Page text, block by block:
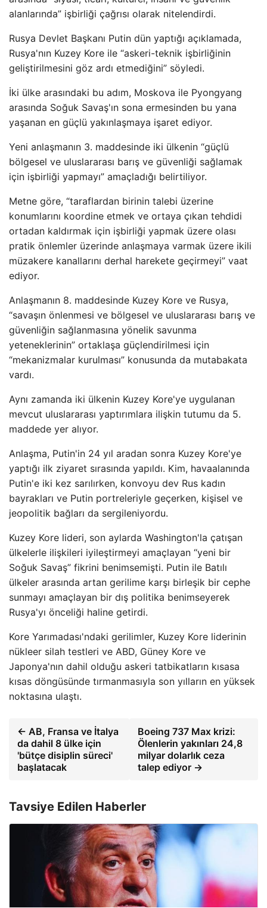
alanlarında” işbirliği çağrısı olarak nitelendirdi.
Rusya Devlet Başkanı Putin dün yaptığı açıklamada,
Rusya'nın Kuzey Kore ile “askeri-teknik işbirliğinin
geliştirilmesini göz ardı etmediğini” söyledi.
İki ülke arasındaki bu adım, Moskova ile Pyongyang
arasında Soğuk Savaş'ın sona ermesinden bu yana
yaşanan en güçlü yakınlaşmaya işaret ediyor.
Yeni anlaşmanın 3. maddesinde iki ülkenin “güçlü
bölgesel ve uluslararası barış ve güvenliği sağlamak
için işbirliği yapmayı” amaçladığı belirtiliyor.
Metne göre, “taraflardan birinin talebi üzerine
konumlarını koordine etmek ve ortaya çıkan tehdidi
ortadan kaldırmak için işbirliği yapmak üzere olası
pratik önlemler üzerinde anlaşmaya varmak üzere ikili
müzakere kanallarını derhal harekete geçirmeyi” vaat
ediyor.
Anlaşmanın 8. maddesinde Kuzey Kore ve Rusya,
“savaşın önlenmesi ve bölgesel ve uluslararası barış ve
güvenliğin sağlanmasına yönelik savunma
yeteneklerinin” ortaklaşa güçlendirilmesi için
“mekanizmalar kurulması” konusunda da mutabakata
vardı.
Aynı zamanda iki ülkenin Kuzey Kore'ye uygulanan
mevcut uluslararası yaptırımlara ilişkin tutumu da 5.
maddede yer alıyor.
Anlaşma, Putin'in 24 yıl aradan sonra Kuzey Kore'ye
yaptığı ilk ziyaret sırasında yapıldı. Kim, havaalanında
Putin'e iki kez sarılırken, konvoyu dev Rus kadın
bayrakları ve Putin portreleriyle geçerken, kişisel ve
jeopolitik bağları da sergileniyordu.
Kuzey Kore lideri, son aylarda Washington'la çatışan
ülkelerle ilişkileri iyileştirmeyi amaçlayan “yeni bir
Soğuk Savaş” fikrini benimsemişti. Putin ile Batılı
ülkeler arasında artan gerilime karşı birleşik bir cephe
sunmayı amaçlayan bir dış politika benimseyerek
Rusya'yı önceliği haline getirdi.
Kore Yarımadası'ndaki gerilimler, Kuzey Kore liderinin
nükleer silah testleri ve ABD, Güney Kore ve
Japonya'nın dahil olduğu askeri tatbikatların kısasa
kısas döngüsünde tırmanmasıyla son yılların en yüksek
noktasına ulaştı.
← AB, Fransa ve İtalya
da dahil 8 ülke için
'bütçe disiplin süreci'
başlatacak
Boeing 737 Max krizi:
Ölenlerin yakınları 24,8
milyar dolarlık ceza
talep ediyor →
Tavsiye Edilen Haberler